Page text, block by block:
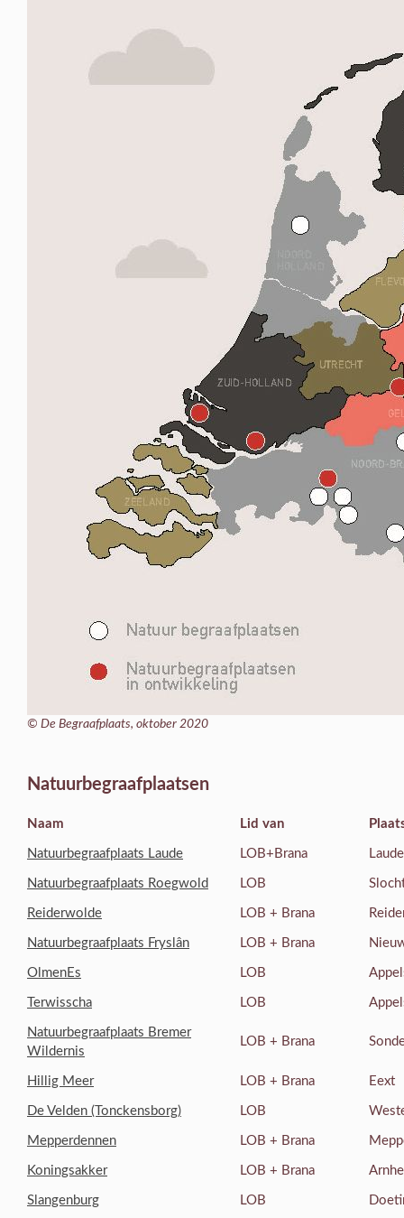
© De Begraafplaats, oktober 2020
Natuurbegraafplaatsen
Naam Lid van
Natuurbegraafplaats Laude LOB+Brana
Natuurbegraafplaats Roegwold LOB
Reiderwolde LOB + Brana
Natuurbegraafplaats Fryslân LOB + Brana
OlmenEs LOB
Terwisscha LOB
Natuurbegraafplaats Bremer
Wildernis
LOB + Brana
Hillig Meer LOB + Brana Eext
De Velden (Tonckensborg) LOB
Mepperdennen LOB + Brana
Koningsakker LOB + Brana
Slangenburg LOB